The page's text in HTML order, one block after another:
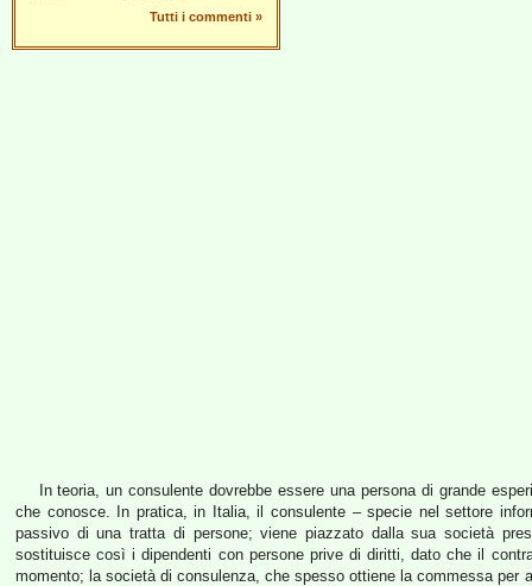
Tutti i commenti »
In teoria, un consulente dovrebbe essere una persona di grande
che conosce. In pratica, in Italia, il consulente – specie nel settore
passivo di una tratta di persone; viene piazzato dalla sua società
sostituisce così i dipendenti con persone prive di diritti, dato che il
momento; la società di consulenza, che spesso ottiene la commessa per